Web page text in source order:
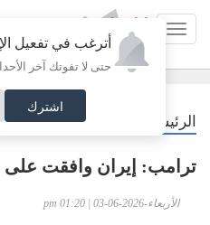
أترغب في تفعيل
حتى لا تفوتك آخر
اشترك
الرئيسية عربي دولي
ترامب: إيران وافقت على
الأربعاء-2026-06-03 | 01:20 pm